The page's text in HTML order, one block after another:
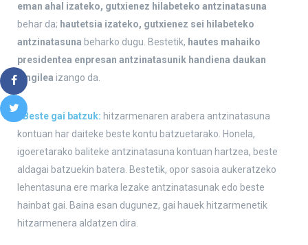
eman ahal izateko, gutxienez hilabeteko antzinatasuna
behar da; hautetsia izateko, gutxienez sei hilabeteko
antzinatasuna beharko dugu. Bestetik, hautes mahaiko
presidentea enpresan antzinatasunik handiena daukan
langilea izango da.
• Beste gai batzuk: hitzarmenaren arabera antzinatasuna
kontuan har daiteke beste kontu batzuetarako. Honela,
igoeretarako baliteke antzinatasuna kontuan hartzea, beste
aldagai batzuekin batera. Bestetik, opor sasoia aukeratzeko
lehentasuna ere marka lezake antzinatasunak edo beste
hainbat gai. Baina esan dugunez, gai hauek hitzarmenetik
hitzarmenera aldatzen dira.